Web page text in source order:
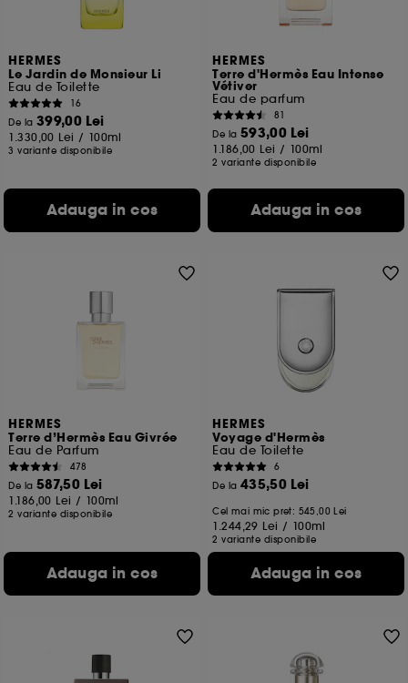
HERMES
Le Jardin de Monsieur Li
Eau de Toilette
16
De la 399,00 Lei
1.330,00 Lei / 100ml
3 variante disponibile
Adauga in cos
HERMES
Terre d'Hermès Eau Intense
Vétiver
Eau de parfum
81
De la 593,00 Lei
1.186,00 Lei / 100ml
2 variante disponibile
Adauga in cos
HERMES
Terre d’Hermès Eau Givrée
Eau de Parfum
478
De la 587,50 Lei
1.186,00 Lei / 100ml
2 variante disponibile
Adauga in cos
HERMES
Voyage d'Hermès
Eau de Toilette
6
De la 435,50 Lei
Cel mai mic pret: 545,00 Lei
1.244,29 Lei / 100ml
2 variante disponibile
Adauga in cos